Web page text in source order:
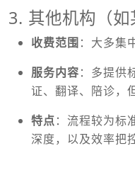
3. 其他机构（如
收费范围 ：大多集
服务内容：多提供
证、翻译、陪诊，
特点：流程较为标
深度，以及效率把